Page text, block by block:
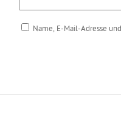
Name, E-Mail-Adresse